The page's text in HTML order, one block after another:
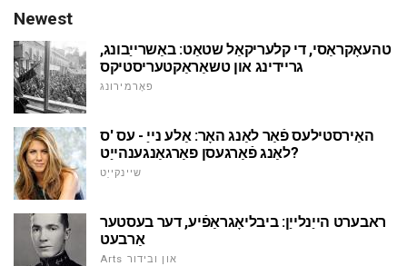
Newest
טהעאָקראַסי, די קלעריקאַל שטאַט: באַשרייַבונג,
גריידינג און טשאַראַקטעריסטיקס
פאָרמירונג
האַירסטילעס פֿאַר לאַנג האָר: אַלע נייַ - עס 'ס
לאַנג פֿאַרגעסן פאַרגאַנגענהייַט?
שיינקייַט
ראבערט הייַנלייַן: ביבליאָגראַפֿיע, דער בעסטער
אַרבעט
Arts און ובידור